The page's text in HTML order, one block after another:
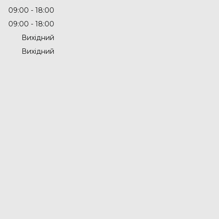
09:00
18:00
09:00
18:00
Вихідний
Вихідний